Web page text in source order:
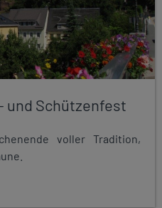
und Schützenfest
voller Tradition,